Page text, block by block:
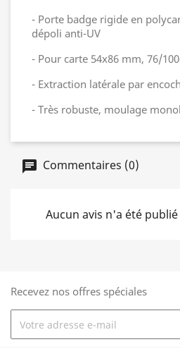
- Porte badge rigide en
dépoli anti-UV
- Pour carte 54x86 mm, 76/
- Extraction latérale par
- Très robuste, moulage
Commentaires (0)
Aucun avis n'a été
Recevez nos offres spéciales